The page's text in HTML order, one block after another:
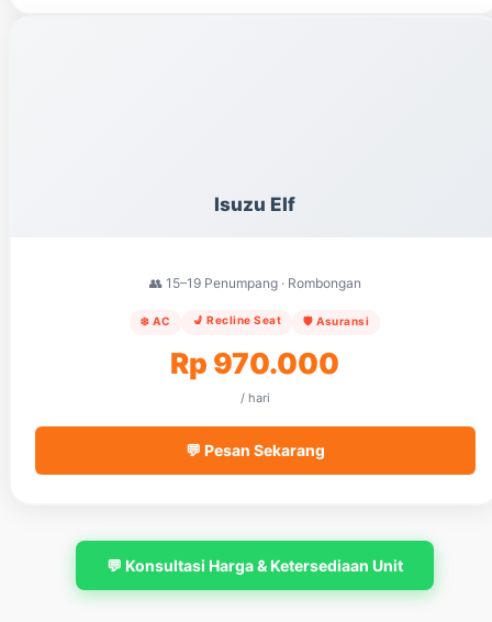
Isuzu Elf
👥 15–19 Penumpang · Rombongan
❄️ AC 💺 Recline Seat 🛡️ Asuransi
Rp 970.000
/ hari
💬 Pesan Sekarang
💬 Konsultasi Harga & Ketersediaan Unit